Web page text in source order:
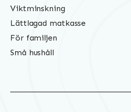
Viktminskning
Lättlagad matkasse
För familjen
Små hushåll